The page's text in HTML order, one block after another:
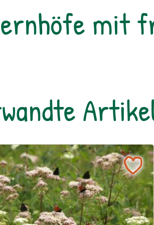
mit
Schmetterlingsbeet für Groß und